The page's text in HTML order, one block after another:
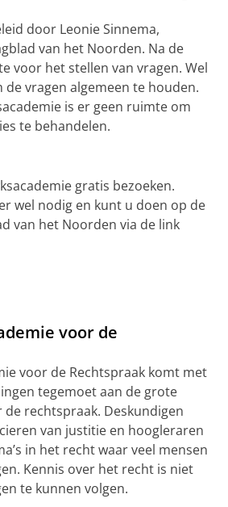
door Leonie Sinnema,
van het Noorden. Na de
voor het stellen van vragen. Wel
de vragen algemeen te houden.
is er geen ruimte om
te behandelen.
gratis bezoeken.
wel nodig en kunt u doen op de
van het Noorden via de link
voor de
voor de Rechtspraak komt met
tegemoet aan de grote
rechtspraak. Deskundigen
van justitie en hoogleraren
in het recht waar veel mensen
Kennis over het recht is niet
te kunnen volgen.